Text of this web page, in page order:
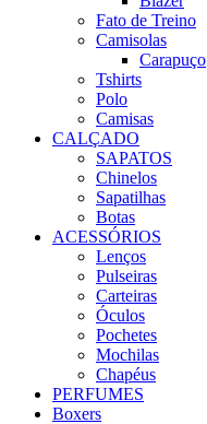
Fato de Treino
Camisolas
Carapuço
Tshirts
Polo
Camisas
CALÇADO
SAPATOS
Chinelos
Sapatilhas
Botas
ACESSÓRIOS
Lenços
Pulseiras
Carteiras
Óculos
Pochetes
Mochilas
Chapéus
PERFUMES
Boxers